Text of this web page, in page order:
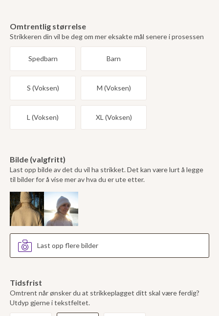
Omtrentlig størrelse
Strikkeren din vil be deg om mer eksakte mål senere i prosessen
Spedbarn Barn
S (Voksen) M (Voksen)
L (Voksen) XL (Voksen)
Bilde (valgfritt)
Last opp bilde av det du vil ha strikket. Det kan være lurt å legge
til bilder for å vise mer av hva du er ute etter.
Last opp flere bilder
Tidsfrist
Omtrent når ønsker du at strikkeplagget ditt skal være ferdig?
Utdyp gjerne i tekstfeltet.